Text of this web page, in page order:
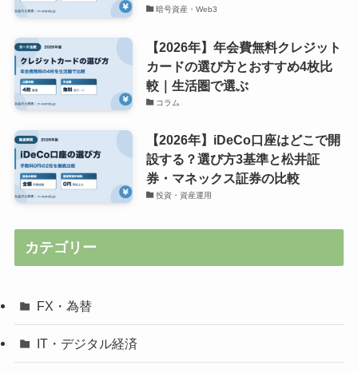
暗号資産・Web3
【2026年】年会費無料クレジット
カードの選び方とおすすめ4枚比
較｜生活圏で選ぶ
コラム
【2026年】iDeCo口座はどこで開
設する？選び方3基準と松井証
券・マネックス証券の比較
投資・資産運用
カテゴリー
FX・為替
IT・デジタル経済